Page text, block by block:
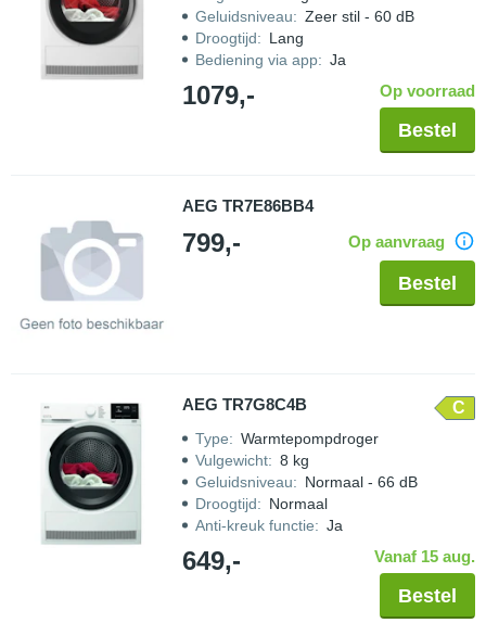
Geluidsniveau: Zeer stil - 60 dB
Droogtijd: Lang
Bediening via app: Ja
1079,- Op voorraad
Bestel
AEG TR7E86BB4
799,- Op aanvraag
Bestel
AEG TR7G8C4B C
Type: Warmtepompdroger
Vulgewicht: 8 kg
Geluidsniveau: Normaal - 66 dB
Droogtijd: Normaal
Anti-kreuk functie: Ja
649,- Vanaf 15 aug.
Bestel